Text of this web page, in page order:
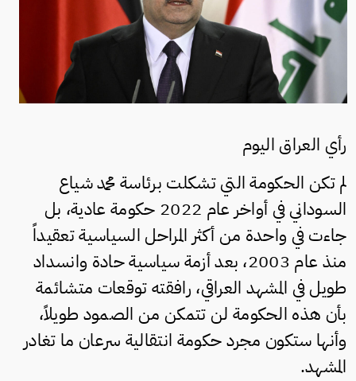
رأي العراق اليوم
لم تكن الحكومة التي تشكلت برئاسة محمد شياع
السوداني في أواخر عام 2022 حكومة عادية، بل
جاءت في واحدة من أكثر المراحل السياسية تعقيداً
منذ عام 2003، بعد أزمة سياسية حادة وانسداد
طويل في المشهد العراقي، رافقته توقعات متشائمة
بأن هذه الحكومة لن تتمكن من الصمود طويلاً،
وأنها ستكون مجرد حكومة انتقالية سرعان ما تغادر
المشهد.